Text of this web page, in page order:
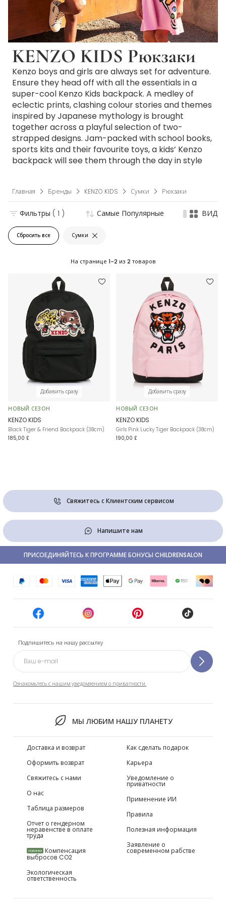
KENZO KIDS Рюкзаки
Kenzo boys and girls are always set for adventure.
Ensure they head off with all the essentials in a
super-cool Kenzo Kids backpack. A medley of
eclectic prints, clashing colour stories and themes
inspired by Japanese mythology is brought
together across a playful selection of two-
strapped designs. Jam-packed with school books,
sports kits and their favourite toys, a kids’ Kenzo
backpack will see them through the day in style
Главная Бренды KENZO KIDS Сумки Рюкзаки
Сбросить все Сумки
Фильтры ( 1 ) Самые Популярные ВИД
На странице 1-2 из 2 товаров
Добавить сразу
НОВЫЙ СЕЗОН
KENZO KIDS
Black Tiger & Friend Backpack (38cm)
185,00 £
Добавить сразу
НОВЫЙ СЕЗОН
KENZO KIDS
Girls Pink Lucky Tiger Backpack (38cm)
190,00 £
Свяжитесь с Клиентским сервисом
Напишите нам
Подпишитесь на нашу рассылку
Ознакомьтесь с нашим уведомлением о приватности.
МЫ ЛЮБИМ НАШУ ПЛАНЕТУ
ПРИСОЕДИНЯЙТЕСЬ К ПРОГРАММЕ БОНУСЫ CHILDRENSALON
Доставка и возврат
Оформить возврат
Свяжитесь с нами
О нас
Таблица размеров
Отчет о гендерном
неравенстве в оплате
труда
НОВИНКИ Компенсация
выбросов CO2
Экологическая
ответственность
Как сделать подарок
Карьера
Уведомление о
приватности
Применение ИИ
Правила
Полезная информация
Заявление о
современном рабстве